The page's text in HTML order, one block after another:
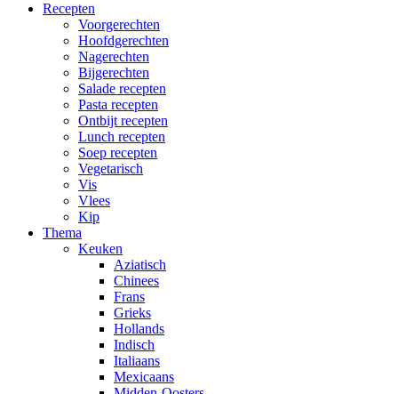
Recepten
Voorgerechten
Hoofdgerechten
Nagerechten
Bijgerechten
Salade recepten
Pasta recepten
Ontbijt recepten
Lunch recepten
Soep recepten
Vegetarisch
Vis
Vlees
Kip
Thema
Keuken
Aziatisch
Chinees
Frans
Grieks
Hollands
Indisch
Italiaans
Mexicaans